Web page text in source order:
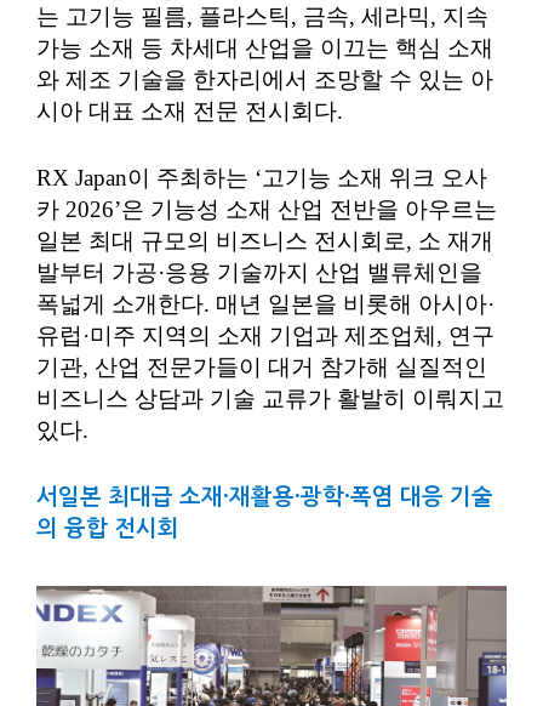
는 고기능 필름, 플라스틱, 금속, 세라믹, 지속
가능 소재 등 차세대 산업을 이끄는 핵심 소재
와 제조 기술을 한자리에서 조망할 수 있는 아
시아 대표 소재 전문 전시회다.
RX Japan이 주최하는 ‘고기능 소재 위크 오사
카 2026’은 기능성 소재 산업 전반을 아우르는
일본 최대 규모의 비즈니스 전시회로, 소 재개
발부터 가공·응용 기술까지 산업 밸류체인을
폭넓게 소개한다. 매년 일본을 비롯해 아시아·
유럽·미주 지역의 소재 기업과 제조업체, 연구
기관, 산업 전문가들이 대거 참가해 실질적인
비즈니스 상담과 기술 교류가 활발히 이뤄지고
있다.
서일본 최대급 소재·재활용·광학·폭염 대응 기술
의 융합 전시회